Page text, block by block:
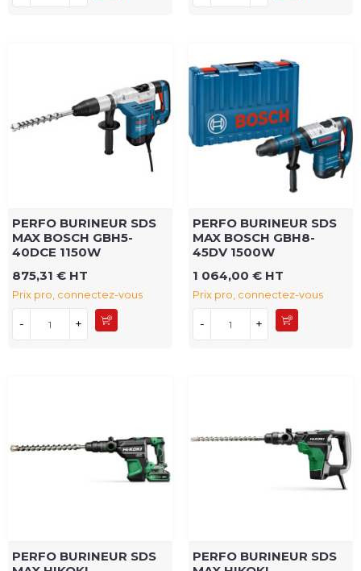
PERFO BURINEUR SDS
MAX BOSCH GBH5-
40DCE 1150W
875,31 € HT
Prix pro, connectez-vous
- +
PERFO BURINEUR SDS
MAX BOSCH GBH8-
45DV 1500W
1 064,00 € HT
Prix pro, connectez-vous
- +
PERFO BURINEUR SDS
PERFO BURINEUR SDS